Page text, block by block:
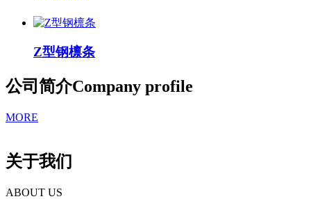
Z型钢檩条
公司简介Company profile
MORE
关于我们
ABOUT US